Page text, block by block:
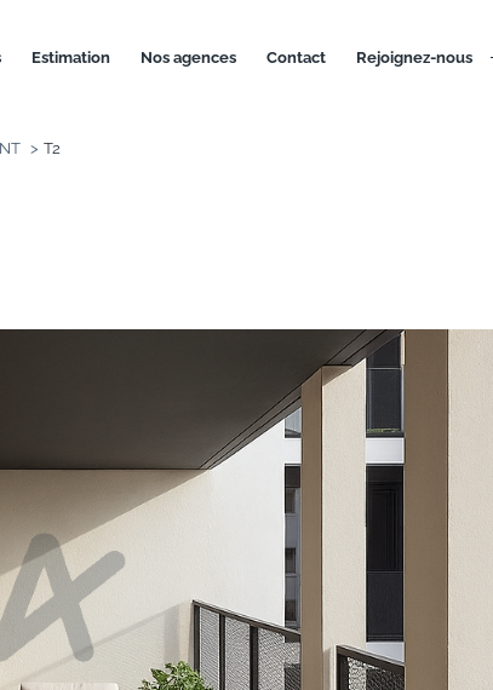
estimation nos agences contact rejoignez-nous
T2